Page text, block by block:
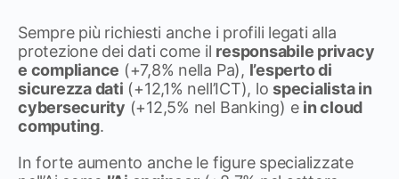
Sempre più richiesti anche i profili legati alla
protezione dei dati come il responsabile privacy
e compliance (+7,8% nella Pa), l’esperto di
sicurezza dati (+12,1% nell’ICT), lospecialista in
cybersecurity (+12,5% nel Banking) e in cloud
computing.
In forte aumento anche le figure specializzate